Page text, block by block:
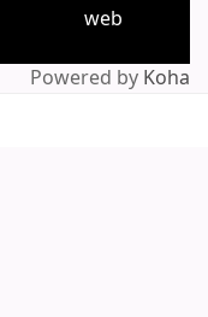
web
Powered by Koha